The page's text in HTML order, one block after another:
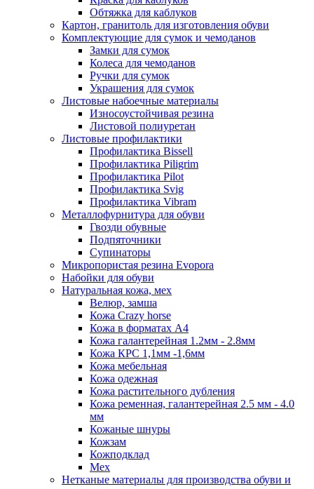
Обтяжка для каблуков
Картон, гранитоль для изготовления обуви
Комплектующие для сумок и чемоданов
Замки для сумок
Колеса для чемоданов
Ручки для сумок
Украшения для сумок
Листовые набоечные материалы
Износоустойчивая резина
Листовой полиуретан
Листовые профилактики
Профилактика Bissell
Профилактика Piligrim
Профилактика Pilot
Профилактика Svig
Профилактика Vibram
Металлофурнитура для обуви
Гвозди обувные
Подпяточники
Супинаторы
Микропористая резина Evopora
Набойки для обуви
Натуральная кожа, мех
Велюр, замша
Кожа Crazy horse
Кожа в форматах А4
Кожа галантерейная 1.2мм - 2.8мм
Кожа КРС 1,1мм -1,6мм
Кожа мебельная
Кожа одежная
Кожа растительного дубления
Кожа ременная, галантерейная 2.5 мм - 4.0
мм
Кожаные шнуры
Кожзам
Кожподклад
Мех
Нетканые материалы для производства обуви и